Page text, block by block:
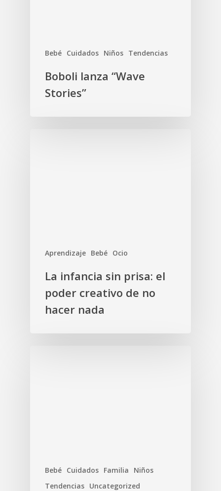
Bebé Cuidados Niños Tendencias
Boboli lanza “Wave
Stories”
Aprendizaje Bebé Ocio
La infancia sin prisa: el
poder creativo de no
hacer nada
Bebé Cuidados Familia
Niños
Tendencias Uncategorized